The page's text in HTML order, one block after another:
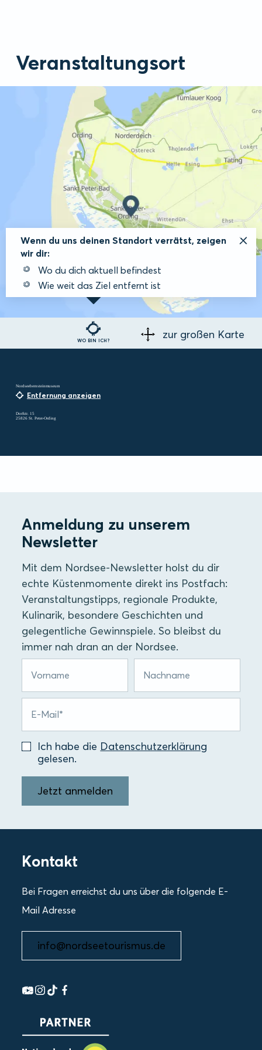
Veranstaltungsort
WO BIN ICH?
Wenn du uns deinen Standort verrätst, zeigen
wir dir:
Wo du dich aktuell befindest
Wie weit das Ziel entfernt ist
zur großen Karte
Nordseebernsteinmuseum
Entfernung anzeigen
Dorfstr. 15
25826 St. Peter-Ording
Anmeldung zu unserem
Newsletter
Mit dem Nordsee-Newsletter holst du dir
echte Küstenmomente direkt ins Postfach:
Veranstaltungstipps, regionale Produkte,
Kulinarik, besondere Geschichten und
gelegentliche Gewinnspiele. So bleibst du
immer nah dran an der Nordsee.
Ich habe die Datenschutzerklärung
gelesen.
Jetzt anmelden
Kontakt
Bei Fragen erreichst du uns über die folgende E-
Mail Adresse
info@nordseetourismus.de